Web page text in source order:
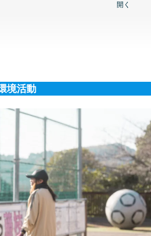
開く
境活動